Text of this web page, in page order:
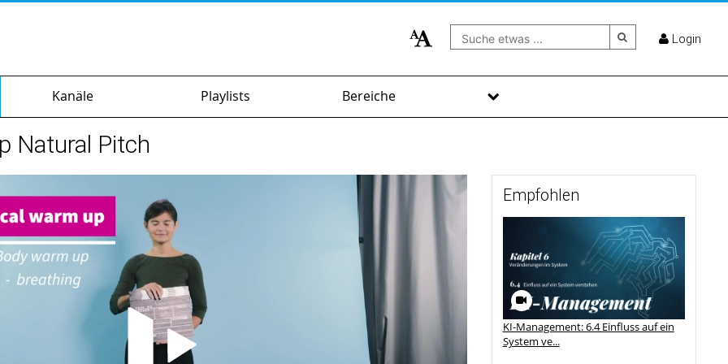
Suche etwas ... Login
Kanäle Playlists Bereiche
Natural Pitch
Video abspielen
Empfohlen
KI-Management: 6.4 Einfluss auf ein
System ve...